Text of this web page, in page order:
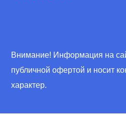
Внимание! Информация на
публичной офертой и носит
характер.